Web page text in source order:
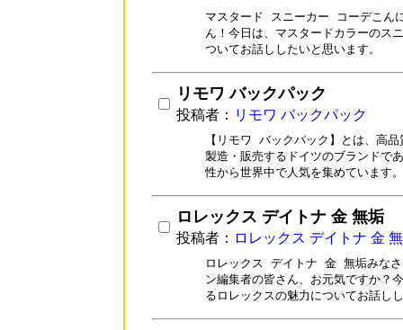
マスタード スニーカー コーデこん
ん！今日は、マスタードカラーのス
ついてお話ししたいと思います。
リモワ バックパック
投稿者： リモワ バックパック
【リモワ バックパック】とは、高
製造・販売するドイツのブランドで
性から世界中で人気を集めています。
ロレックス デイトナ 金 無垢
投稿者： ロレックス デイトナ 金
ロレックス デイトナ 金 無垢みな
ン編集者の皆さん、お元気ですか？
るロレックスの魅力についてお話し